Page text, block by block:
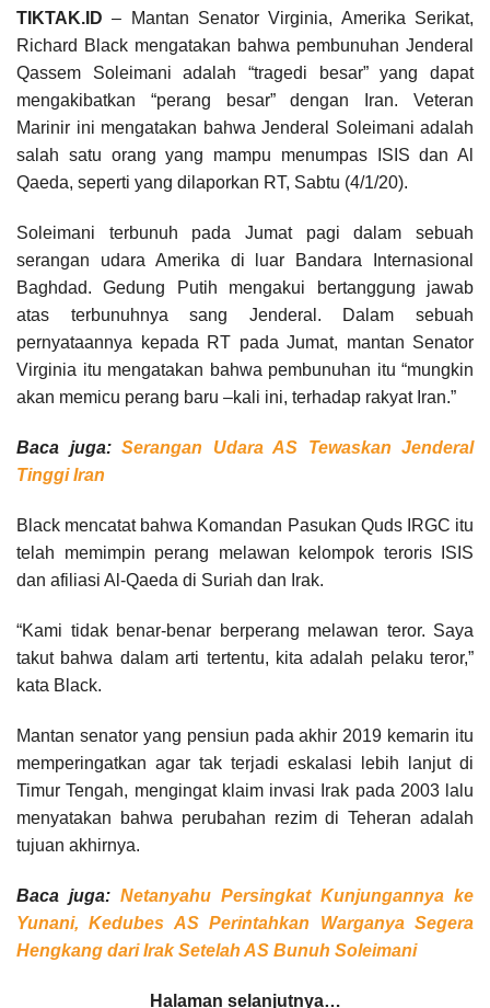
TIKTAK.ID – Mantan Senator Virginia, Amerika Serikat,
Richard Black mengatakan bahwa pembunuhan Jenderal
Qassem Soleimani adalah “tragedi besar” yang dapat
mengakibatkan “perang besar” dengan Iran. Veteran
Marinir ini mengatakan bahwa Jenderal Soleimani adalah
salah satu orang yang mampu menumpas ISIS dan Al
Qaeda, seperti yang dilaporkan RT, Sabtu (4/1/20).
Soleimani terbunuh pada Jumat pagi dalam sebuah
serangan udara Amerika di luar Bandara Internasional
Baghdad. Gedung Putih mengakui bertanggung jawab
atas terbunuhnya sang Jenderal. Dalam sebuah
pernyataannya kepada RT pada Jumat, mantan Senator
Virginia itu mengatakan bahwa pembunuhan itu “mungkin
akan memicu perang baru –kali ini, terhadap rakyat Iran.”
Baca juga: Serangan Udara AS Tewaskan Jenderal
Tinggi Iran
Black mencatat bahwa Komandan Pasukan Quds IRGC itu
telah memimpin perang melawan kelompok teroris ISIS
dan afiliasi Al-Qaeda di Suriah dan Irak.
“Kami tidak benar-benar berperang melawan teror. Saya
takut bahwa dalam arti tertentu, kita adalah pelaku teror,”
kata Black.
Mantan senator yang pensiun pada akhir 2019 kemarin itu
memperingatkan agar tak terjadi eskalasi lebih lanjut di
Timur Tengah, mengingat klaim invasi Irak pada 2003 lalu
menyatakan bahwa perubahan rezim di Teheran adalah
tujuan akhirnya.
Baca juga: Netanyahu Persingkat Kunjungannya ke
Yunani, Kedubes AS Perintahkan Warganya Segera
Hengkang dari Irak Setelah AS Bunuh Soleimani
Halaman selanjutnya…